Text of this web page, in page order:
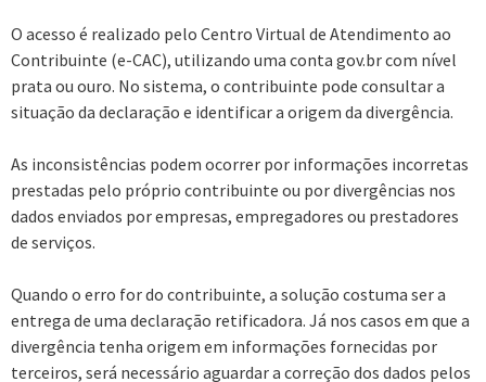
O acesso é realizado pelo Centro Virtual de Atendimento ao
Contribuinte (e-CAC), utilizando uma conta gov.br com nível
prata ou ouro. No sistema, o contribuinte pode consultar a
situação da declaração e identificar a origem da divergência.
As inconsistências podem ocorrer por informações incorretas
prestadas pelo próprio contribuinte ou por divergências nos
dados enviados por empresas, empregadores ou prestadores
de serviços.
Quando o erro for do contribuinte, a solução costuma ser a
entrega de uma declaração retificadora. Já nos casos em que a
divergência tenha origem em informações fornecidas por
terceiros, será necessário aguardar a correção dos dados pelos